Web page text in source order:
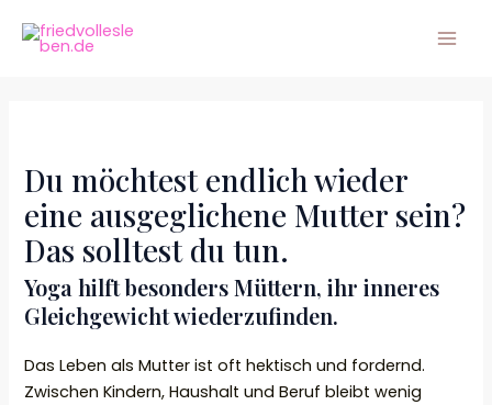
Inhalt
Du möchtest endlich wieder
eine ausgeglichene Mutter sein?
Das solltest du tun.
Yoga hilft besonders Müttern, ihr inneres
Gleichgewicht wiederzufinden.
Das Leben als Mutter ist oft hektisch und fordernd.
Zwischen Kindern, Haushalt und Beruf bleibt wenig